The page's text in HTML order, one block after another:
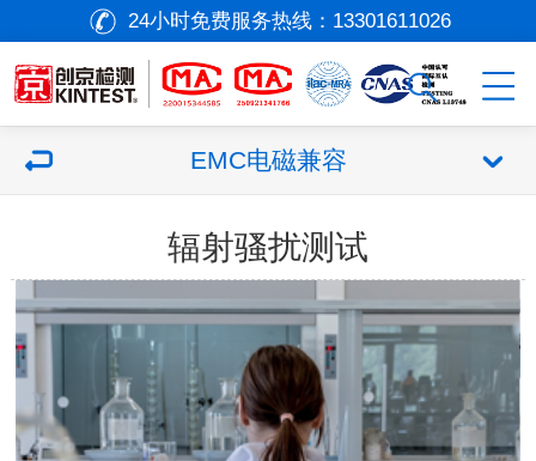
24小时免费服务热线： 13301611026
EMC电磁兼容
辐射骚扰测试